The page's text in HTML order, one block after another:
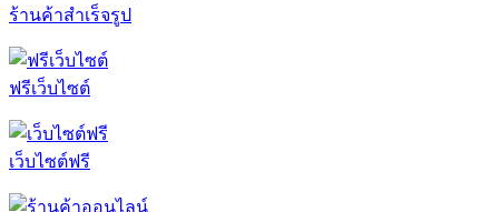
ร้านค้าสำเร็จรูป
ฟรีเว็บไซต์
เว็บไซต์ฟรี